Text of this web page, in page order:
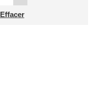
Effacer